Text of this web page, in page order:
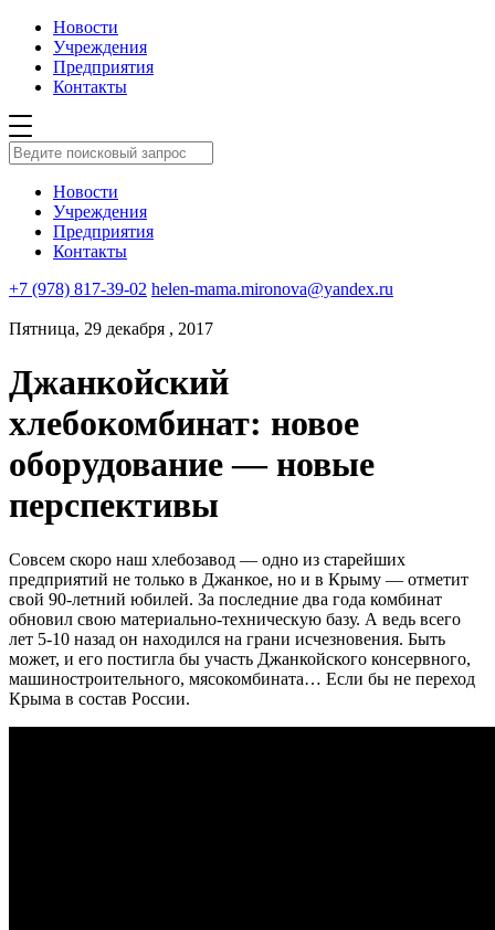
Новости
Учреждения
Предприятия
Контакты
Новости
Учреждения
Предприятия
Контакты
+7 (978) 817-39-02 helen-mama.mironova@yandex.ru
Пятница, 29 декабря , 2017
Джанкойский
хлебокомбинат: новое
оборудование — новые
перспективы
Совсем скоро наш хлебозавод — одно из старейших
предприятий не только в Джанкое, но и в Крыму — отметит
свой 90-летний юбилей. За последние два года комбинат
обновил свою материально-техническую базу. А ведь всего
лет 5-10 назад он находился на грани исчезновения. Быть
может, и его постигла бы участь Джанкойского консервного,
машиностроительного, мясокомбината… Если бы не переход
Крыма в состав России.